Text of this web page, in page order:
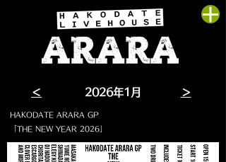
HAKODATE ARARA GP
「THE NEW YEAR 2026」
​2026年1月 ＞
＜